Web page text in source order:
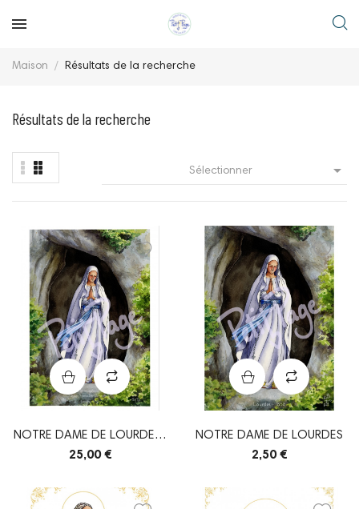
Maison Résultats de la recherche
Résultats de la recherche
Sélectionner 
NOTRE DAME DE LOURDES-
AFFICHE A3
25,00 €
NOTRE DAME DE LOURDES
2,50 €